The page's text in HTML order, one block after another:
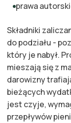
prawa
Składniki
do podziału -
który je nabył.
mieszają się z
darowizny
bieżących
jest czyje,
przepływów